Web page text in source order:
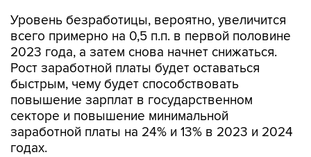
Уровень безработицы, вероятно, увеличится
всего примерно на 0,5 п.п. в первой половине
2023 года, а затем снова начнет снижаться.
Рост заработной платы будет оставаться
быстрым, чему будет способствовать
повышение зарплат в государственном
секторе и повышение минимальной
заработной платы на 24% и 13% в 2023 и 2024
годах.